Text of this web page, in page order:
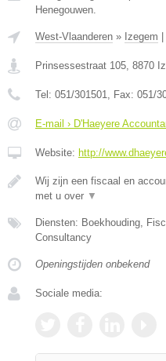
Henegouwen.
West-Vlaanderen » Izegem
Prinsessestraat 105, 8870
Tel: 051/301501, Fax: 051/
E-mail › D'Haeyere
Website: http://
Wij zijn een fiscaal en
met u over ▼
Diensten: Boekhouding,
Consultancy
Openingstijden onbekend
Sociale media: